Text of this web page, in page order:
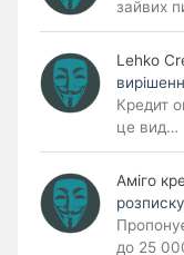
зайвих
Lehko
Кредит
це вид…
Аміго
до 25